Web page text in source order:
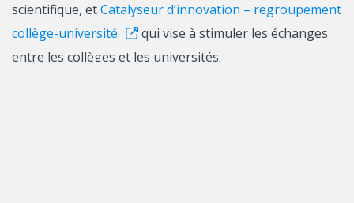
scientifique, etCatalyseur d’innovation – regroupement
collège-université
qui vise à stimuler les échanges
entre les collèges et les universités.